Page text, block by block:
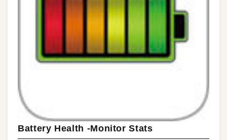
Battery Health -Monitor Stats